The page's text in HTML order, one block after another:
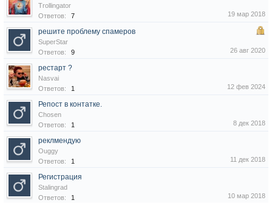
Trollingator
Ответов:
7 19 мар 2018
решите проблему спамеров
SuperStar
Ответов:
9 26 авг 2020
рестарт ?
Nasvai
Ответов:
1 12 фев 2024
Репост в контатке.
Chosen
Ответов:
1 8 дек 2018
реклмендую
Ouggy
Ответов:
1 11 дек 2018
Регистрация
Stalingrad
Ответов:
1 10 мар 2018